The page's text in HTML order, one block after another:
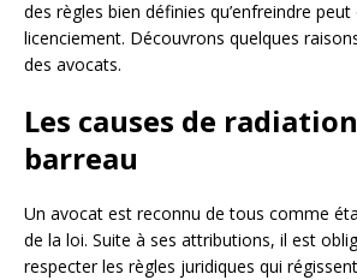
des règles bien définies qu’enfreindre peut
licenciement. Découvrons quelques
des avocats.
Les causes de
barreau
Un avocat est reconnu de tous comme
de la loi. Suite à ses attributions, il est
respecter les règles juridiques qui